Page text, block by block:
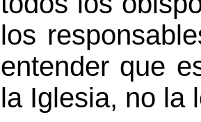
los
entender que
la Iglesia, no la